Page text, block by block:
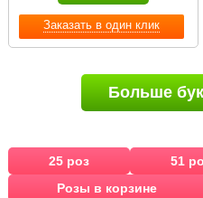
Заказать в один клик
Больше
25 роз 51
Розы в корзине